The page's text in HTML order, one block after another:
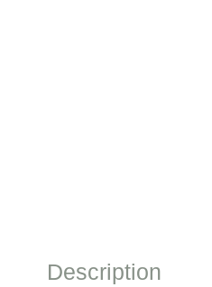
Description